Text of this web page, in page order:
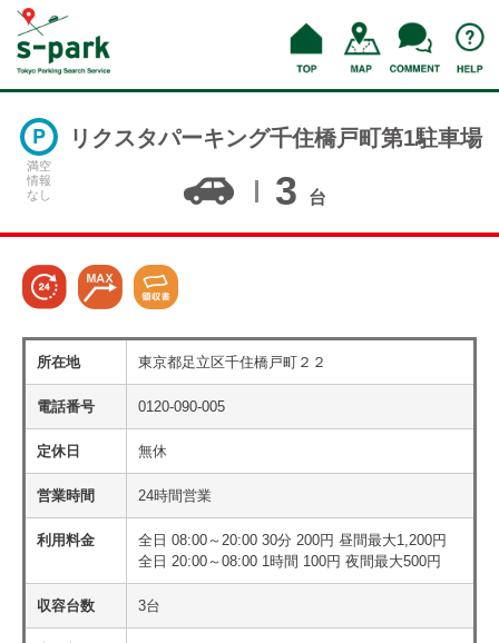
満空
情報
なし
リクスタパーキング千住橋戸町第1駐車場
3 台
所在地 東京都足立区千住橋戸町２２
電話番号 0120-090-005
定休日 無休
営業時間 24時間営業
利用料金
全日 08:00～20:00 30分 200円 昼間最大1,200円
全日 20:00～08:00 1時間 100円 夜間最大500円
収容台数 3台